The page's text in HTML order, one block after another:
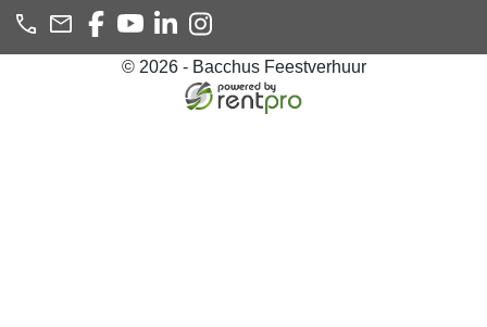
© 2026 - Bacchus Feestverhuur